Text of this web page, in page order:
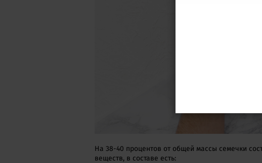
На 38-40 процентов от общей массы семечки
веществ, в составе есть: